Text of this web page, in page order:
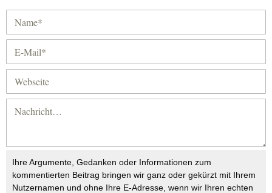
Ihre Argumente, Gedanken oder Informationen zum
kommentierten Beitrag bringen wir ganz oder gekürzt mit Ihrem
Nutzernamen und ohne Ihre E-Adresse, wenn wir Ihren echten